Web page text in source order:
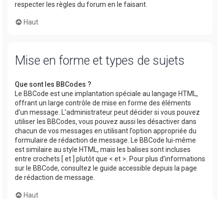
respecter les règles du forum en le faisant.
Haut
Mise en forme et types de sujets
Que sont les BBCodes ?
Le BBCode est une implantation spéciale au langage HTML,
offrant un large contrôle de mise en forme des éléments
d’un message. L’administrateur peut décider si vous pouvez
utiliser les BBCodes, vous pouvez aussi les désactiver dans
chacun de vos messages en utilisant l’option appropriée du
formulaire de rédaction de message. Le BBCode lui-même
est similaire au style HTML, mais les balises sont incluses
entre crochets [ et ] plutôt que < et >. Pour plus d’informations
sur le BBCode, consultez le guide accessible depuis la page
de rédaction de message.
Haut